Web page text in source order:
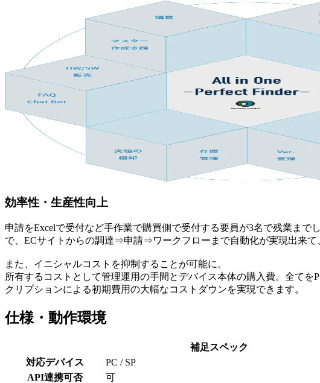
効率性・生産性向上
申請をExcelで受付など手作業で購買側で受付する要員が3名で残業まで
で、ECサイトからの調達⇒申請⇒ワークフローまで自動化が実現出来て
また、イニシャルコストを抑制することが可能に。
所有するコストとして管理運用の手間とデバイス本体の購入費。全てを
クリプションによる初期費用の大幅なコストダウンを実現できます。
仕様・動作環境
補足スペック
対応デバイス
PC / SP
API連携可否
可